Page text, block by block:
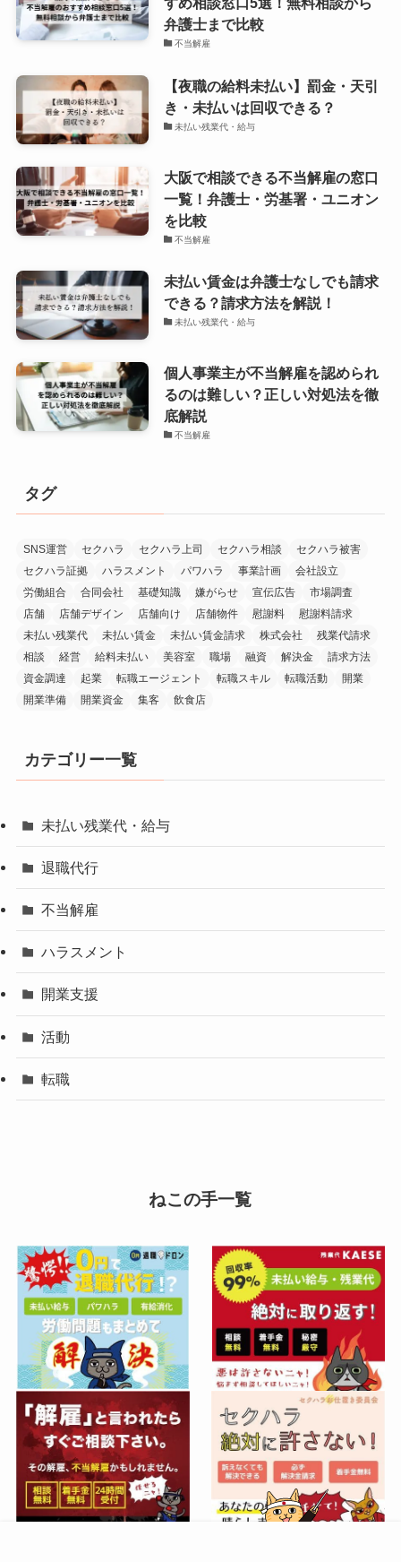
弁護士まで比較
不当解雇
【夜職の給料未払い】罰金・天引
き・未払いは回収できる？
未払い残業代・給与
大阪で相談できる不当解雇の窓口
一覧！弁護士・労基署・ユニオン
を比較
不当解雇
未払い賃金は弁護士なしでも請求
できる？請求方法を解説！
未払い残業代・給与
個人事業主が不当解雇を認められ
るのは難しい？正しい対処法を徹
底解説
不当解雇
タグ
SNS運営 セクハラ セクハラ上司 セクハラ相談
セクハラ被害
セクハラ証拠
ハラスメント パワハラ 事業計画
会社設立
労働組合
合同会社 基礎知識 嫌がらせ 宣伝広告
市場調査
店舗
店舗デザイン 店舗向け 店舗物件 慰謝料
慰謝料請求
未払い残業代
未払い賃金 未払い賃金請求 株式会社
残業代請求
相談
経営 給料未払い 美容室 職場 融資 解決金
請求方法
資金調達
起業 転職エージェント 転職スキル 転職活動
開業
開業準備
開業資金 集客 飲食店
カテゴリー一覧
未払い残業代・給与
退職代行
不当解雇
ハラスメント
開業支援
活動
転職
ねこの手一覧